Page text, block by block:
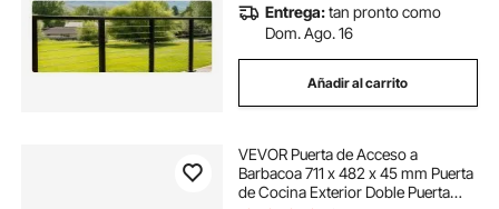
cajonera para cocina acero inoxidable
mesas acero inoxidable cocina
armario de acero inoxidable
Entrega:tan pronto como
Dom. Ago. 16
Añadir al carrito
VEVOR Puerta de Acceso a
Barbacoa 711 x 482 x 45 mm Puerta
de Cocina Exterior Doble Puerta